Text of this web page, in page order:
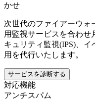
かせ
次世代のファイアーウォ
用監視サービスを合わせ
キュリティ監視(IPS)、
用を代行いたします。
サービスを診断する
対応機能
アンチスパム